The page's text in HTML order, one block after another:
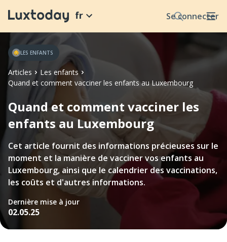
Se connecter
fr
Articles
Les enfants
Quand et comment vacciner les enfants au Luxembourg
LES ENFANTS
Quand et comment vacciner les
enfants au Luxembourg
Cet article fournit des informations précieuses sur le
moment et la manière de vacciner vos enfants au
Luxembourg, ainsi que le calendrier des vaccinations,
les coûts et d'autres informations.
Dernière mise à jour
02.05.25